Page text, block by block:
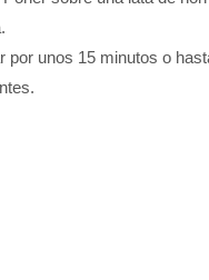
por unos 15 minutos o